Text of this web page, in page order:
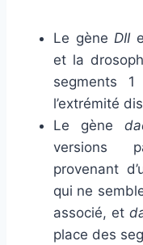
Le gèneDII
et la
segments
l’extrémité
Le gène
versions
provenant
qui ne
associé, et
place des